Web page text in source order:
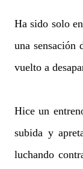
Ha sido solo
una sensación
vuelto a
Hice un
subida y
luchando